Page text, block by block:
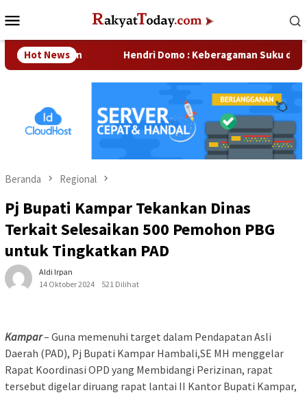
ke
Mobile
Hot News Hendri Domo : Keberagaman Suku dan
Beranda Regional
Pj Bupati Kampar Tekankan Dinas
Terkait Selesaikan 500 Pemohon PBG
untuk Tingkatkan PAD
Aldi Irpan
14 Oktober 2024
521 Dilihat
Kampar– Guna memenuhi target dalam Pendapatan Asli
Daerah (PAD), Pj Bupati Kampar Hambali,SE MH menggelar
Rapat Koordinasi OPD yang Membidangi Perizinan, rapat
tersebut digelar diruang rapat lantai II Kantor Bupati Kampar,